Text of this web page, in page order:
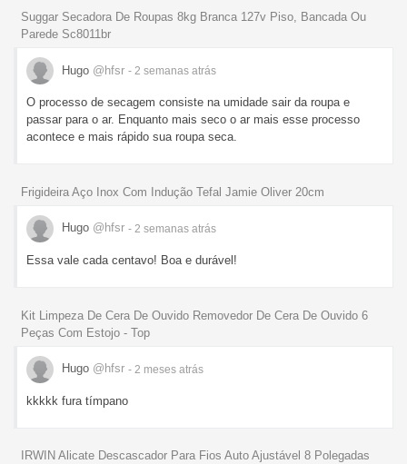
Suggar Secadora De Roupas 8kg Branca 127v Piso, Bancada Ou
Parede Sc8011br
Hugo @hfsr - 2 semanas atrás
O processo de secagem consiste na umidade sair da roupa e
passar para o ar. Enquanto mais seco o ar mais esse processo
acontece e mais rápido sua roupa seca.
Frigideira Aço Inox Com Indução Tefal Jamie Oliver 20cm
Hugo @hfsr - 2 semanas atrás
Essa vale cada centavo! Boa e durável!
Kit Limpeza De Cera De Ouvido Removedor De Cera De Ouvido 6
Peças Com Estojo - Top
Hugo @hfsr - 2 meses atrás
kkkkk fura tímpano
IRWIN Alicate Descascador Para Fios Auto Ajustável 8 Polegadas